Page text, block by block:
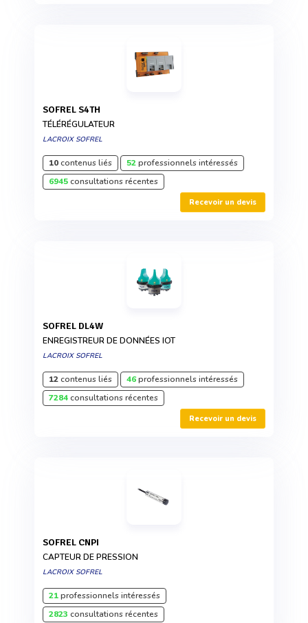
SOFREL S4TH
TÉLÉRÉGULATEUR
LACROIX SOFREL
10contenus liés 52professionnels intéressés
6945consultations récentes
Recevoir un devis
SOFREL DL4W
ENREGISTREUR DE DONNÉES IOT
LACROIX SOFREL
12contenus liés 46professionnels intéressés
7284consultations récentes
Recevoir un devis
SOFREL CNPI
CAPTEUR DE PRESSION
LACROIX SOFREL
21professionnels intéressés
2823 consultations récentes